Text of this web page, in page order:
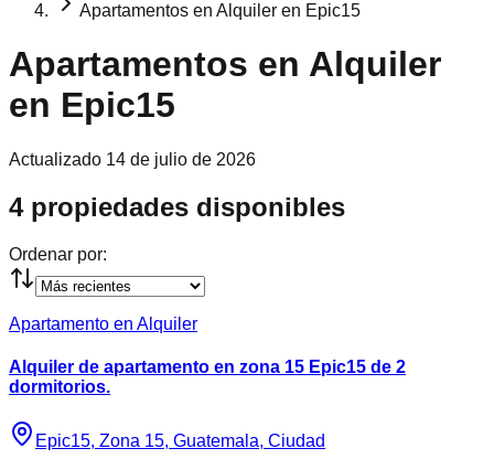
Apartamentos en Alquiler en Epic15
Apartamentos en Alquiler
en Epic15
Actualizado 14 de julio de 2026
4 propiedades disponibles
Ordenar por:
Apartamento en Alquiler
Alquiler de apartamento en zona 15 Epic15 de 2
dormitorios.
Epic15, Zona 15, Guatemala, Ciudad